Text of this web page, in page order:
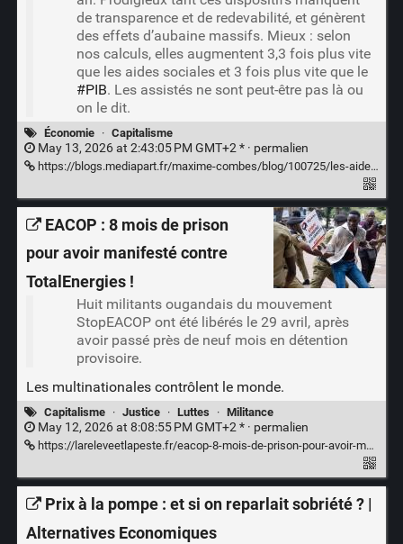
de transparence et de redevabilité, et génèrent
des effets d’aubaine massifs. Mieux : selon
nos calculs, elles augmentent 3,3 fois plus vite
que les aides sociales et 3 fois plus vite que le
#PIB. Les assistés ne sont peut-être pas là ou
on le dit.
Économie · Capitalisme
May 13, 2026 at 2:43:05 PM GMT+2 * · permalien
https://blogs.mediapart.fr/maxime-combes/blog/100725/les-aides-publiques-aux-entreprises-augmentent-plus-vite-que-les-aides-sociales-1
EACOP : 8 mois de prison
pour avoir manifesté contre
TotalEnergies !
Huit militants ougandais du mouvement
StopEACOP ont été libérés le 29 avril, après
avoir passé près de neuf mois en détention
provisoire.
Les multinationales contrôlent le monde.
Capitalisme · Justice · Luttes · Militance
May 12, 2026 at 8:08:55 PM GMT+2 * · permalien
https://lareleveetlapeste.fr/eacop-8-mois-de-prison-pour-avoir-manifeste-contre-totalenergies/
Prix à la pompe : et si on reparlait sobriété ? |
Alternatives Economiques